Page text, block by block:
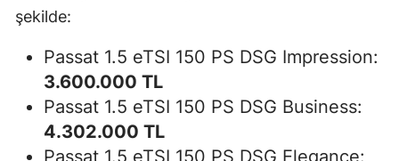
şekilde:
Passat 1.5 eTSI 150 PS DSG Impression:
3.600.000 TL
Passat 1.5 eTSI 150 PS DSG Business:
4.302.000 TL
Passat 1.5 eTSI 150 PS DSG Elegance: